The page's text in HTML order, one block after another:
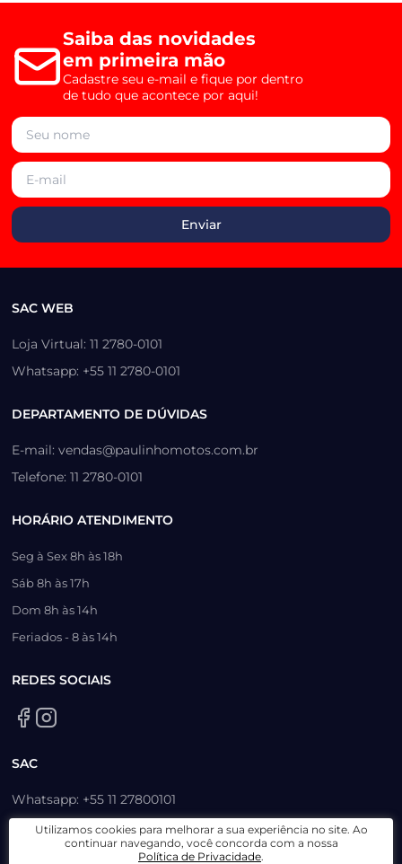
Saiba das novidades
em primeira mão
Cadastre seu e-mail e fique por dentro
de tudo que acontece por aqui!
SAC WEB
Loja Virtual: 11 2780-0101
Whatsapp: +55 11 2780-0101
DEPARTAMENTO DE DÚVIDAS
E-mail: vendas@paulinhomotos.com.br
Telefone: 11 2780-0101
HORÁRIO ATENDIMENTO
Seg à Sex 8h às 18h
Sáb 8h às 17h
Dom 8h às 14h
Feriados - 8 às 14h
REDES SOCIAIS
SAC
Whatsapp: +55 11 27800101
Santo André: 11 4437-2323
Utilizamos cookies para melhorar a sua experiência no site. Ao
continuar navegando, você concorda com a nossa
Política de Privacidade.